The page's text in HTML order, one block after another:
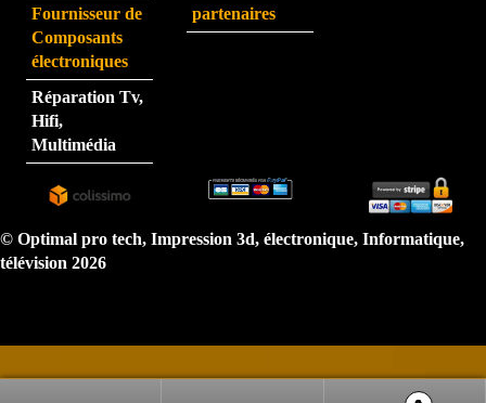
sitez
pas.
Je
ment
Fournisseur de
Composants
électroniques
Réparation Tv,
Hifi,
Multimédia
partenaires
© Optimal pro tech, Impression 3d, électronique, Informatique,
télévision 2026